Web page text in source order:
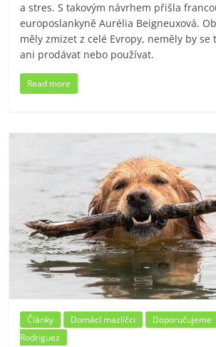
a stres. S takovým návrhem přišla
europoslankyně Aurélia Beigneuxová.
měly zmizet z celé Evropy, neměly by se
ani prodávat nebo používat.
Read more
Články Domácí mazlíčci Doporučujeme
Rodriguez